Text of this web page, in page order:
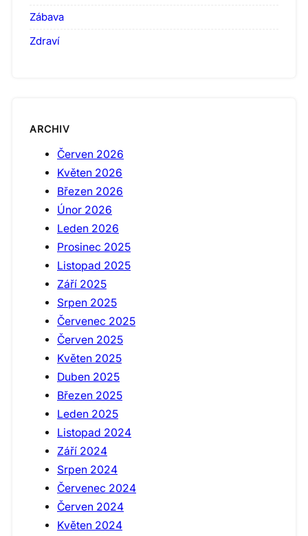
Zábava
Zdraví
ARCHIV
Červen 2026
Květen 2026
Březen 2026
Únor 2026
Leden 2026
Prosinec 2025
Listopad 2025
Září 2025
Srpen 2025
Červenec 2025
Červen 2025
Květen 2025
Duben 2025
Březen 2025
Leden 2025
Listopad 2024
Září 2024
Srpen 2024
Červenec 2024
Červen 2024
Květen 2024